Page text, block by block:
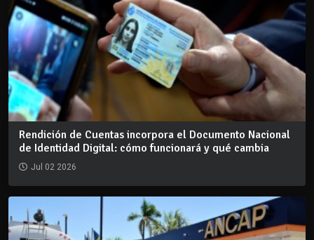
Rendición de Cuentas incorpora el Documento Nacional
de Identidad Digital: cómo funcionará y qué cambia
Jul 02 2026